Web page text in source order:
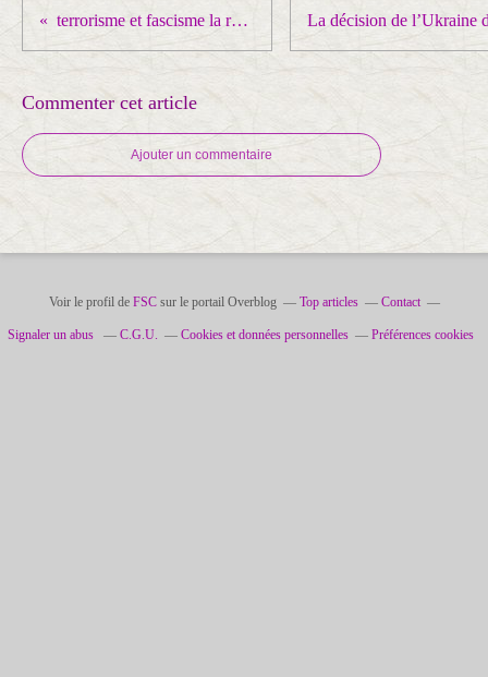
terrorisme et fascisme la réponse de l’occident face au monde multipolaire
Commenter cet article
Ajouter un commentaire
Voir le profil de FSCsur le portail Overblog Top articles Contact
Signaler un abus C.G.U. Cookies et données personnelles Préférences cookies